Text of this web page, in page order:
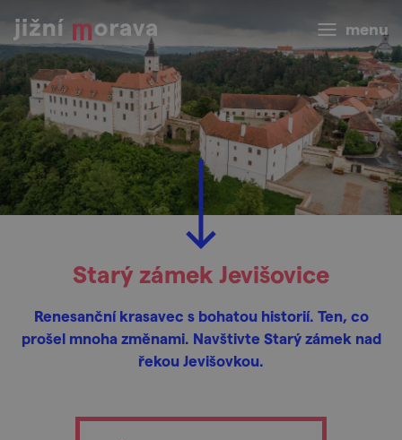
menu
Starý zámek Jevišovice
Renesanční krasavec s bohatou historií. Ten, co
prošel mnoha změnami. Navštivte Starý zámek nad
řekou Jevišovkou.